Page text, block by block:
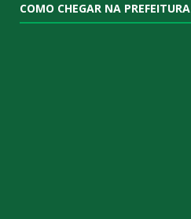
COMO CHEGAR NA PREFEITURA